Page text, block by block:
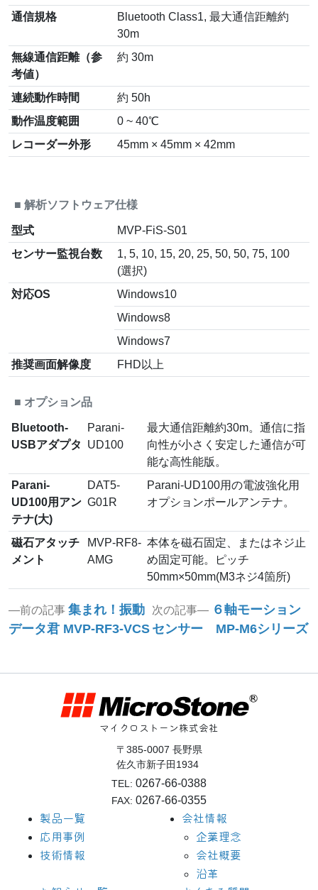
通信規格
Bluetooth Class1, 最大通信距離約
30m
無線通信距離（参
考値）
約 30m
連続動作時間
約 50h
動作温度範囲
0 ~ 40℃
レコーダー外形
45mm × 45mm × 42mm
■ 解析ソフトウェア仕様
型式
MVP-FiS-S01
センサー監視台数
1, 5, 10, 15, 20, 25, 50, 50, 75, 100
(選択)
対応OS
Windows10
Windows8
Windows7
推奨画面解像度
FHD以上
■ オプション品
Bluetooth-
USBアダプタ
Parani-
UD100
最大通信距離約30m。通信に指
向性が小さく安定した通信が可
能な高性能版。
Parani-
UD100用アン
テナ(大)
DAT5-
G01R
Parani-UD100用の電波強化用
オプションポールアンテナ。
磁石アタッチ
メント
MVP-RF8-
AMG
本体を磁石固定、またはネジ止
め固定可能。ピッチ
50mm×50mm(M3ネジ4箇所)
投
稿
ビ
前の記事 Previous
post:
集まれ！振動
データ君 MVP-RF3-VCS
次の記事
Next
post:
６軸モーション
センサー MP-M6シリーズ
マイクロストーン株式会社
〒385-0007 長野県
佐久市新子田1934
TEL: 0267-66-0388
FAX: 0267-66-0355
製品一覧
応用事例
技術情報
会社情報
企業理念
会社概要
沿革